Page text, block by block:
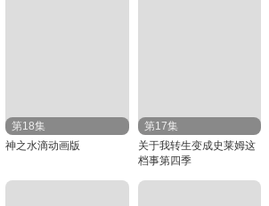
第18集
神之水滴动画版
第17集
关于我转生变成史莱姆这
档事第四季